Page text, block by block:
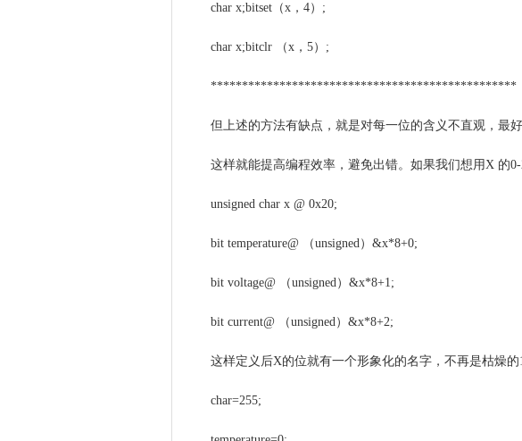
char x;bitset（x，4）;
char x;bitclr （x，5）;
*************************************************
但上述的方法有缺点，就是对每一位的含义不直观，最
这样就能提高编程效率，避免出错。如果我们想用X 的
unsigned char x @ 0x20;
bit temperature@ （unsigned）&x*8+0;
bit voltage@ （unsigned）&x*8+1;
bit current@ （unsigned）&x*8+2;
这样定义后X的位就有一个形象化的名字，不再是枯燥
char=255;